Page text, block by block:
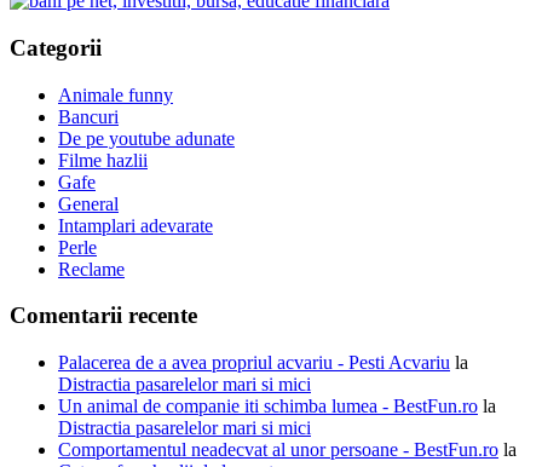
Categorii
Animale funny
Bancuri
De pe youtube adunate
Filme hazlii
Gafe
General
Intamplari adevarate
Perle
Reclame
Comentarii recente
Palacerea de a avea propriul acvariu - Pesti Acvariu la
Distractia pasarelelor mari si mici
Un animal de companie iti schimba lumea - BestFun.ro la
Distractia pasarelelor mari si mici
Comportamentul neadecvat al unor persoane - BestFun.ro la